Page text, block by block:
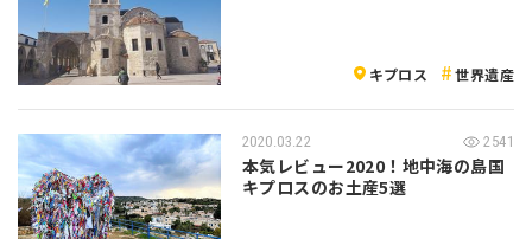
キプロス 世界遺産
2020.03.22 2541
本気レビュー2020！地中海の島国
キプロスのお土産5選